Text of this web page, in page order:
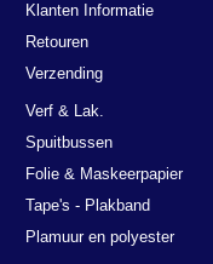
Klanten Informatie
Retouren
Verzending
Verf & Lak.
Spuitbussen
Folie & Maskeerpapier
Tape's - Plakband
Plamuur en polyester